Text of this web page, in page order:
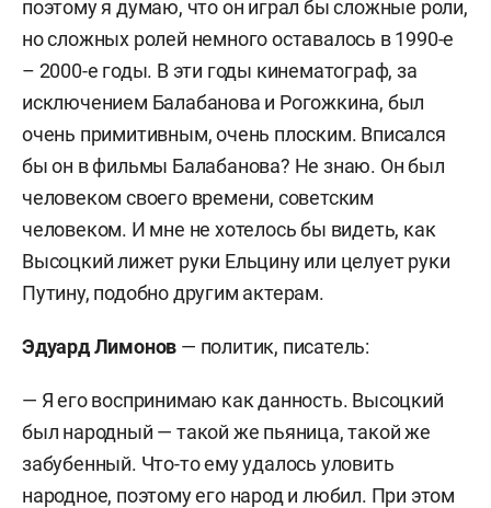
поэтому я думаю, что он играл бы сложные роли,
но сложных ролей немного оставалось в 1990-е
– 2000-е годы. В эти годы кинематограф, за
исключением Балабанова и Рогожкина, был
очень примитивным, очень плоским. Вписался
бы он в фильмы Балабанова? Не знаю. Он был
человеком своего времени, советским
человеком. И мне не хотелось бы видеть, как
Высоцкий лижет руки Ельцину или целует руки
Путину, подобно другим актерам.
Эдуард Лимонов — политик, писатель:
— Я его воспринимаю как данность. Высоцкий
был народный — такой же пьяница, такой же
забубенный. Что-то ему удалось уловить
народное, поэтому его народ и любил. При этом